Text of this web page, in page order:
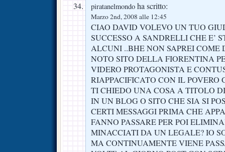
piratanelmondo ha scritto:
Marzo 2nd, 2008 alle 12:45
CIAO DAVID VOLEVO UN TUO
SUCCESSO A SANDRELLI CHE E’
ALCUNI ..BHE NON SAPREI COME
NOTO SITO DELLA FIORENTINA
VIDERO PROTAGONISTA E
RIAPPACIFICATO CON IL
TI CHIEDO UNA COSA A TITOLO
IN UN BLOG O SITO CHE SIA SI
CERTI MESSAGGI PRIMA CHE
FANNO PASSARE PER POI
MINACCIATI DA UN LEGALE? IO
MA CONTINUAMENTE VIENE